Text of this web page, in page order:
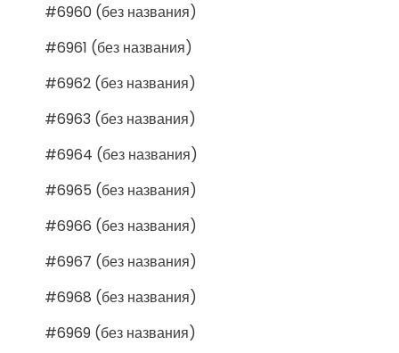
#6960 (без названия)
#6961 (без названия)
#6962 (без названия)
#6963 (без названия)
#6964 (без названия)
#6965 (без названия)
#6966 (без названия)
#6967 (без названия)
#6968 (без названия)
#6969 (без названия)